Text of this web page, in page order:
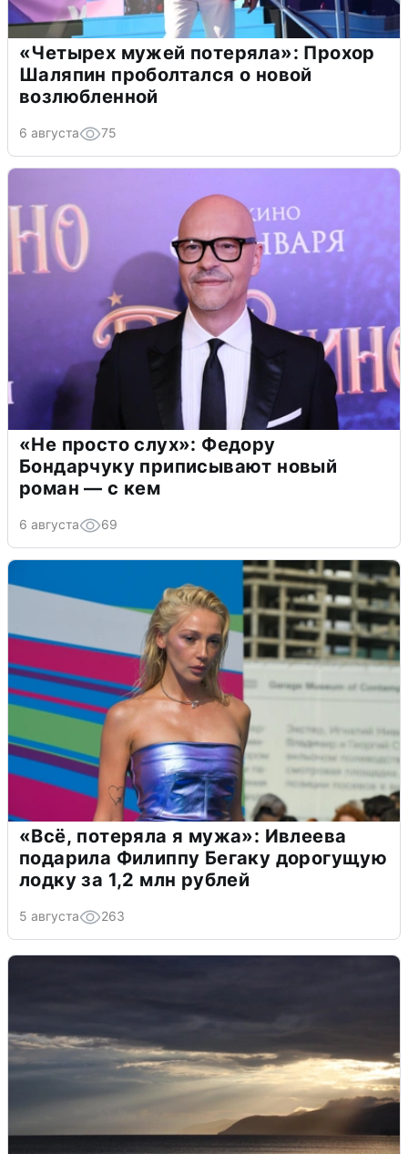
«Четырех мужей потеряла»: Прохор
Шаляпин проболтался о новой
возлюбленной
6 августа 75
«Не просто слух»: Федору
Бондарчуку приписывают новый
роман — с кем
6 августа 69
«Всё, потеряла я мужа»: Ивлеева
подарила Филиппу Бегаку дорогущую
лодку за 1,2 млн рублей
5 августа 263